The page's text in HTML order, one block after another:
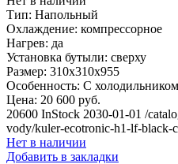
Тип: Напольный
Охлаждение: компрессорное
Нагрев: да
Установка бутыли: сверху
Размер: 310x310х955
Особенность: С холодильником
Цена: 20 600 руб.
20600 InStock 2030-01-01 /
vody/kuler-ecotronic-h1-lf-black-
Нет в наличии
Добавить в закладки